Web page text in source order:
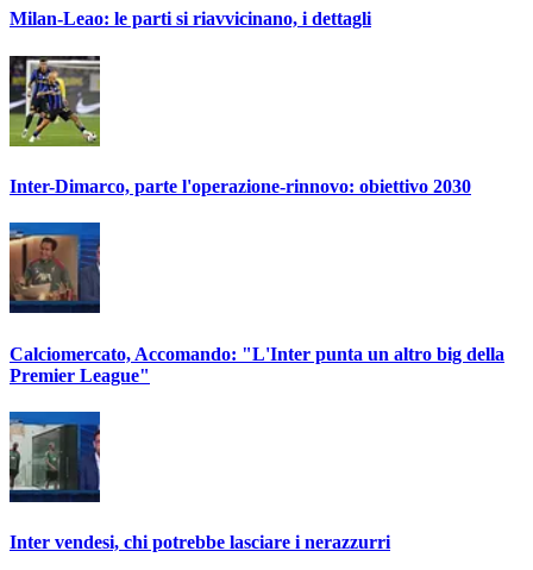
Milan-Leao: le parti si riavvicinano, i dettagli
Inter-Dimarco, parte l'operazione-rinnovo: obiettivo 2030
Calciomercato, Accomando: "L'Inter punta un altro big della
Premier League"
Inter vendesi, chi potrebbe lasciare i nerazzurri